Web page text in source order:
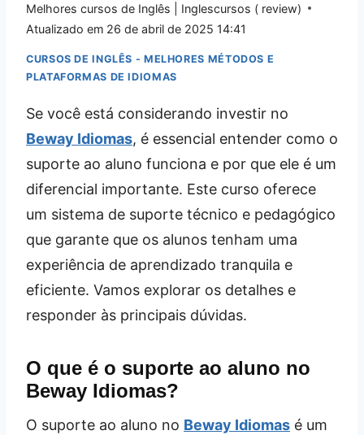
Melhores cursos de Inglês | Inglescursos ( review)
Atualizado em 26 de abril de 2025 14:41
CURSOS DE INGLÊS - MELHORES MÉTODOS E
PLATAFORMAS DE IDIOMAS
Se você está considerando investir no
Beway Idiomas, é essencial entender como o
suporte ao aluno funciona e por que ele é um
diferencial importante. Este curso oferece
um sistema de suporte técnico e pedagógico
que garante que os alunos tenham uma
experiência de aprendizado tranquila e
eficiente. Vamos explorar os detalhes e
responder às principais dúvidas.
O que é o suporte ao aluno no
Beway Idiomas?
O suporte ao aluno no Beway Idiomas é um